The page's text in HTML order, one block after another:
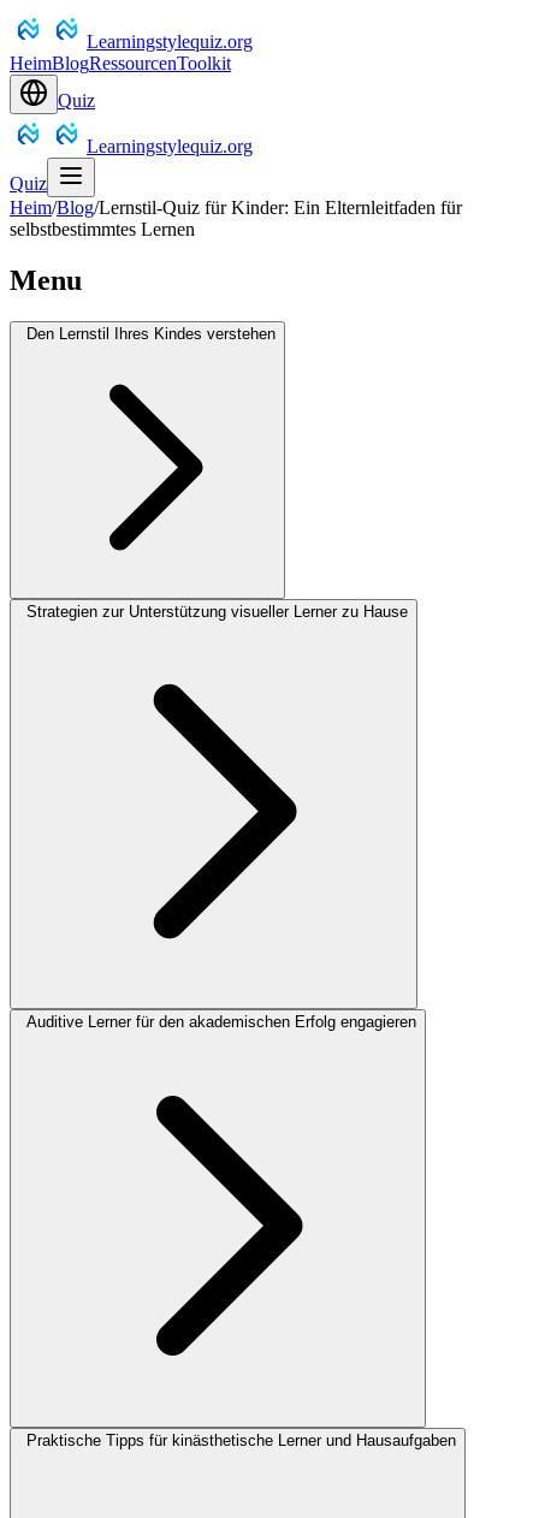
Learningstylequiz.org
HeimBlogRessourcenToolkit
Quiz
Learningstylequiz.org
Quiz
Heim/Blog/Lernstil-Quiz für Kinder: Ein Elternleitfaden für
selbstbestimmtes Lernen
Menu
Den Lernstil Ihres Kindes verstehen
Strategien zur Unterstützung visueller Lerner zu Hause
Auditive Lerner für den akademischen Erfolg engagieren
Praktische Tipps für kinästhetische Lerner und Hausaufgaben